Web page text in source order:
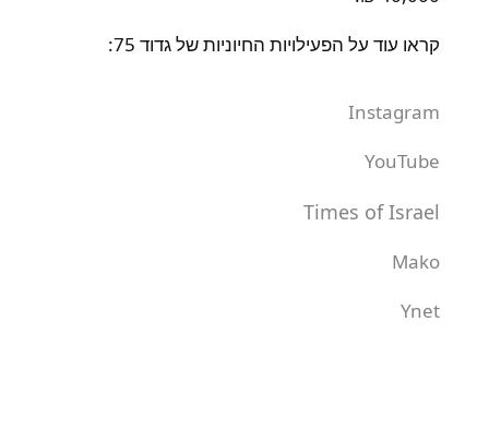
קראו עוד על הפעילויות החיוניות של גדוד 75:
Instagram
YouTube
Times of Israel
Mako
Ynet